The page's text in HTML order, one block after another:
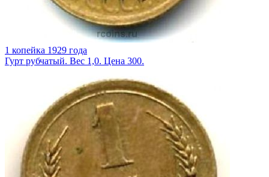
1 копейка 1929 года
Гурт рубчатый. Вес 1,0. Цена 300.